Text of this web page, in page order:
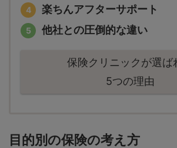
楽ちんアフターサポート
他社との圧倒的な違い
保険クリニックが選ば
5つの理由
目的別の保険の考え方